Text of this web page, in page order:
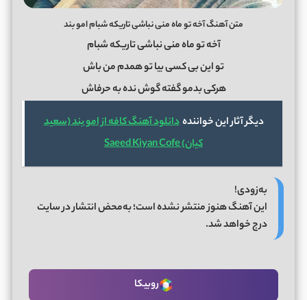
متن آهنگ آخه تو ماه منی نباشی تاریکه شبام امو بند
آخه تو ماه منی نباشی تاریکه شبام
تو این بی کسی بیا تو همدم من باش
هرکی بدمو گفته گوش نده به حرفاش
دیگر آثار این خوانندهدانلود آهنگ کافه از امو بند (سعید
کیان) Saeed Kiyan Cofe
به‌زودی!
این آهنگ هنوز منتشر نشده است؛ به‌محض انتشار در سایت
درج خواهد شد.
روبیکا